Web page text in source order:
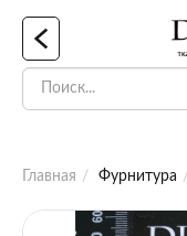
Главная Фурнитура